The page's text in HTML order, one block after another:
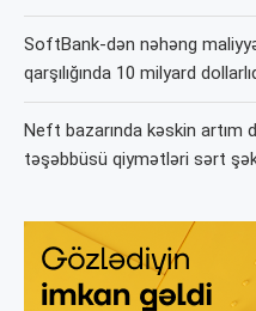
SoftBank-dən nəhəng
qarşılığında 10 milyard
Neft bazarında kəskin artım
təşəbbüsü qiymətləri sərt